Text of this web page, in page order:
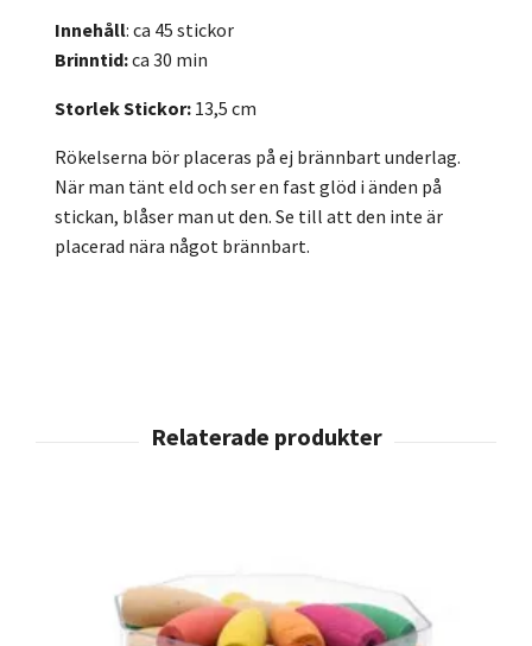
Innehåll: ca 45 stickor
Brinntid:ca 30 min
Storlek Stickor: 13,5 cm
Rökelserna bör placeras på ej brännbart underlag.
När man tänt eld och ser en fast glöd i änden på
stickan, blåser man ut den. Se till att den inte är
placerad nära något brännbart.